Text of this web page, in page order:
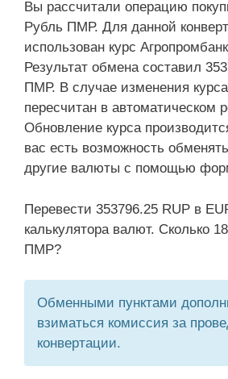
Вы рассчитали операцию
Рубль ПМР. Для данной
использован курс
Результат обмена составил
ПМР. В случае изменения курса
пересчитан в автоматическом
Обновление курса
вас есть возможность
другие валюты с помощью
Перевести 353796.25 RUP в
калькулятора валют. Сколько
ПМР?
Обменными пунктами
взиматься комиссия за
конвертации.